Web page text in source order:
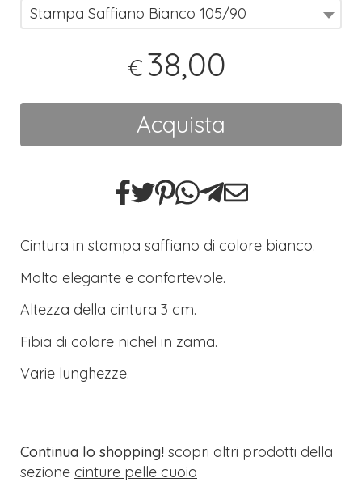
Stampa Saffiano Bianco 105/90
€ 38,00
Acquista
Cintura in stampa saffiano di colore bianco.
Molto elegante e confortevole.
Altezza della cintura 3 cm.
Fibia di colore nichel in zama.
Varie lunghezze.
Continua lo shopping! scopri altri prodotti della
sezione cinture pelle cuoio